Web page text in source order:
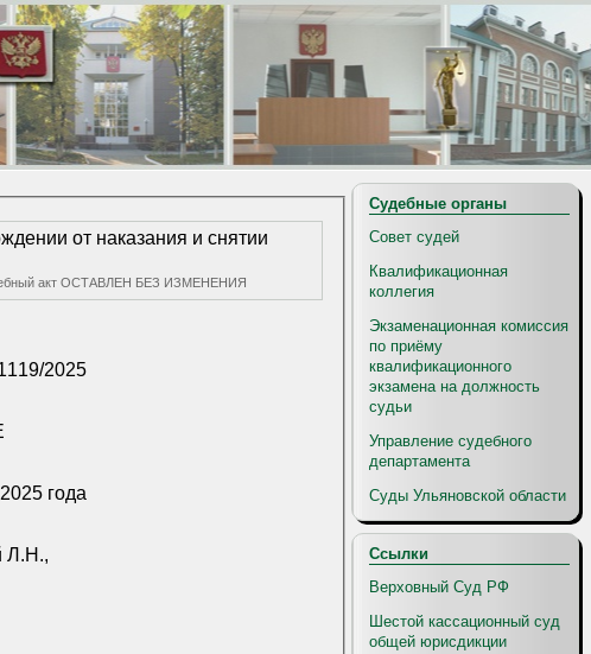
от наказания и снятии
акт ОСТАВЛЕН БЕЗ ИЗМЕНЕНИЯ
2025
года
Л.Н.,
Судебные органы
Совет судей
Квалификационная
коллегия
Экзаменационная комиссия
по приёму
квалификационного
экзамена на должность
судьи
Управление судебного
департамента
Суды Ульяновской области
Ссылки
Верховный Суд РФ
Шестой кассационный суд
общей юрисдикции